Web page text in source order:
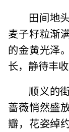
田间地
麦子籽粒渐
的金黄光泽
长，静待丰收
顺义的
蔷薇悄然盛
瓣，花姿绰